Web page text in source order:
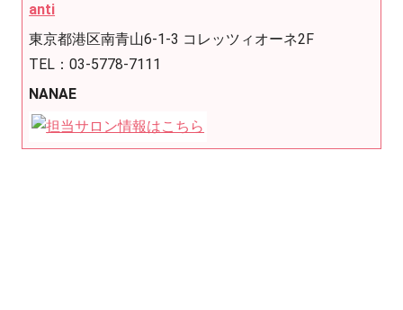
anti
東京都港区南青山6-1-3 コレッツィオーネ2F
TEL：03-5778-7111
NANAE